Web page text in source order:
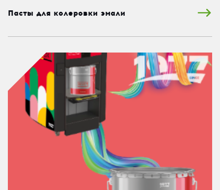
Пасты для колеровки эмали